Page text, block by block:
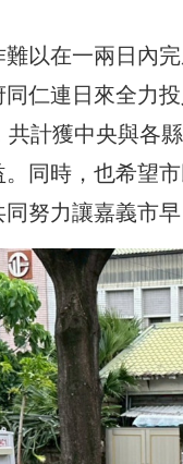
以在一兩日內
仁連日來全力
計獲中央與各
同時，也希望
努力讓嘉義市早